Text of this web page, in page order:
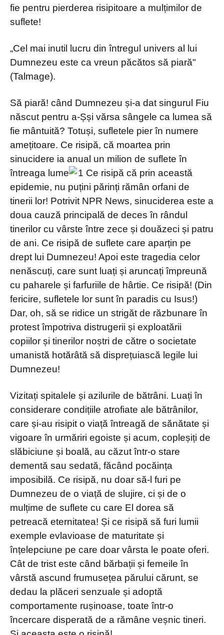
fie pentru pierderea risipitoare a mulțimilor de
suflete!
„Cel mai inutil lucru din întregul univers al lui
Dumnezeu este ca vreun păcătos să piară"
(Talmage).
Să piară! când Dumnezeu și-a dat singurul Fiu
născut pentru a-Șși vărsa sângele ca lumea să
fie mântuită? Totuși, sufletele pier în numere
amețitoare. Ce risipă, că moartea prin
sinucidere ia anual un milion de suflete în
întreaga lume
Ce risipă că prin această
epidemie, nu puțini părinți rămân orfani de
tinerii lor! Potrivit NPR News, sinuciderea este a
doua cauză principală de deces în rândul
tinerilor cu vârste între zece și douăzeci și patru
de ani. Ce risipă de suflete care aparțin pe
drept lui Dumnezeu! Apoi este tragedia celor
nenăscuți, care sunt luați și aruncați împreună
cu paharele și farfuriile de hârtie. Ce risipă! (Din
fericire, sufletele lor sunt în paradis cu Isus!)
Dar, oh, să se ridice un strigăt de răzbunare în
protest împotriva distrugerii și exploatării
copiilor și tinerilor noștri de către o societate
umanistă hotărâtă să disprețuiască legile lui
Dumnezeu!
Vizitați spitalele și azilurile de bătrâni. Luați în
considerare condițiile atrofiate ale bătrânilor,
care și-au risipit o viață întreagă de sănătate și
vigoare în urmăriri egoiste și acum, copleșiți de
slăbiciune și boală, au căzut într-o stare
dementă sau sedată, făcând pocăința
imposibilă. Ce risipă, nu doar să-l furi pe
Dumnezeu de o viață de slujire, ci și de o
mulțime de suflete cu care El dorea să
petreacă eternitatea! Și ce risipă să furi lumii
exemple evlavioase de maturitate și
înțelepciune pe care doar vârsta le poate oferi.
Cât de trist este când bărbații și femeile în
vârstă ascund frumusețea părului cărunt, se
dedau la plăceri senzuale și adoptă
comportamente rușinoase, toate într-o
încercare disperată de a rămâne veșnic tineri.